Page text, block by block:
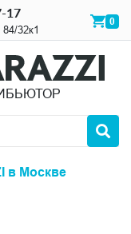
17
32к1
0
в Москве